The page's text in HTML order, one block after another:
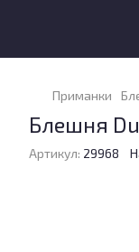
Приманки
Блешня
Артикул: 29968